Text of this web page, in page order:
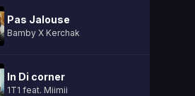
Pas Jalouse
Bamby X Kerchak
In Di corner
1T1 feat. Miimii